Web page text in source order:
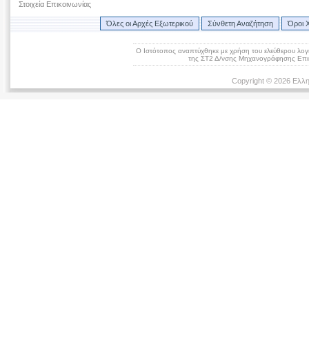
Στοιχεία Επικοινωνίας
Όλες οι Αρχές Εξωτερικού Σύνθετη Αναζήτηση Όροι
Ο Ιστότοπος αναπτύχθηκε με χρήση του ελεύθερου
της ΣΤ2 Δ/νσης Μηχανογράφησης
Copyright © 2026